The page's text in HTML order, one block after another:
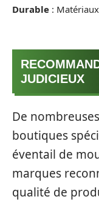
Durable :
JUDICIEUX
De
boutiques
éventail de
marques
qualité de